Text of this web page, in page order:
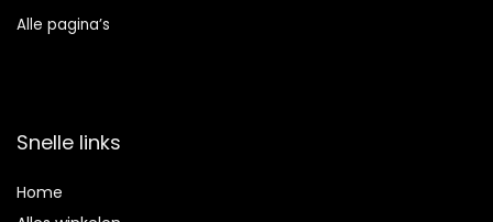
Alle pagina’s
Snelle links
Home